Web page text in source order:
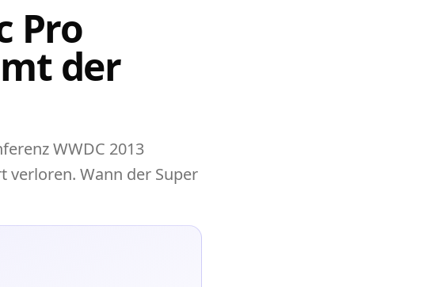
Pro
der
WWDC 2013
verloren. Wann der Super